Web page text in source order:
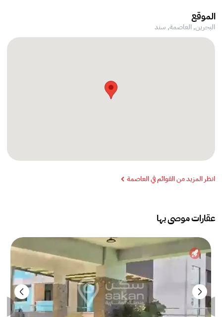
الموقع
البحرين, العاصمة, سند
انظر المزيد من القوائم في العاصمة
عقارات موصى بها